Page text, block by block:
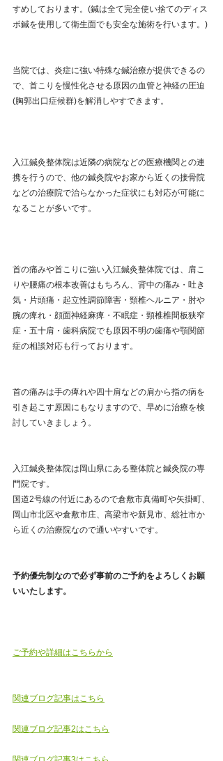
すめしております。(鍼は全て完全使い捨てのディス
ポ鍼を使用して衛生面でも安全な施術を行います。)
当院では、炎症に強い特殊な鍼治療が提供できるの
で、首こりを慢性化させる原因の血管と神経の圧迫
(胸郭出口症候群)を解消しやすできます。
入江鍼灸整体院は近隣の病院などの医療機関との連
携を行うので、他の鍼灸院やお家から近くの接骨院
などの治療院で治らなかった症状にも対応が可能に
なることが多いです。
首の痛みや首こりに強い入江鍼灸整体院では、肩こ
りや腰痛の根本改善はもちろん、背中の痛み・吐き
気・片頭痛・起立性調節障害・頸椎ヘルニア・肘や
腕の痺れ・顔面神経麻痺・不眠症・頸椎椎間板狭窄
症・五十肩・歯科病院でも原因不明の歯痛や顎関節
症の相談対応も行っております。
首の痛みは手の痺れや四十肩などの肩から指の病を
引き起こす原因にもなりますので、早めに治療を検
討していきましょう。
入江鍼灸整体院は岡山県にある整体院と鍼灸院の専
門院です。
国道2号線の付近にあるので倉敷市真備町や矢掛町、
岡山市北区や倉敷市庄、高梁市や新見市、総社市か
ら近くの治療院なので通いやすいです。
予約優先制なので必ず事前のご予約をよろしくお願
いいたします。
ご予約や詳細はこちらから
関連ブログ記事はこちら
関連ブログ記事2はこちら